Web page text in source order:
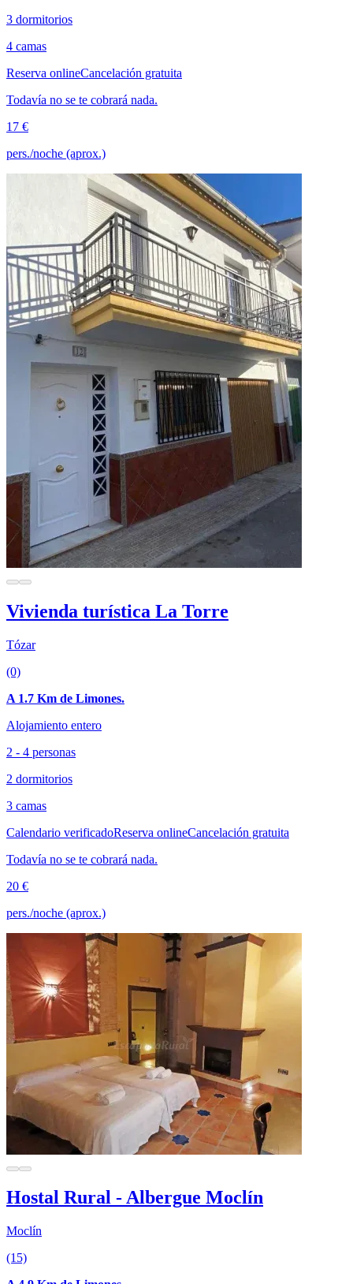
3 dormitorios
4 camas
Reserva onlineCancelación gratuita
Todavía no se te cobrará nada.
17 €
pers./noche (aprox.)
Vivienda turística La Torre
Tózar
(0)
A 1.7 Km de Limones.
Alojamiento entero
2 - 4 personas
2 dormitorios
3 camas
Calendario verificadoReserva onlineCancelación gratuita
Todavía no se te cobrará nada.
20 €
pers./noche (aprox.)
Hostal Rural - Albergue Moclín
Moclín
(15)